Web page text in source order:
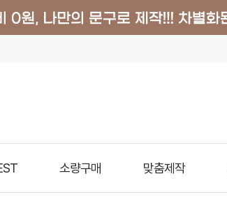
소량구매 맞춤제작